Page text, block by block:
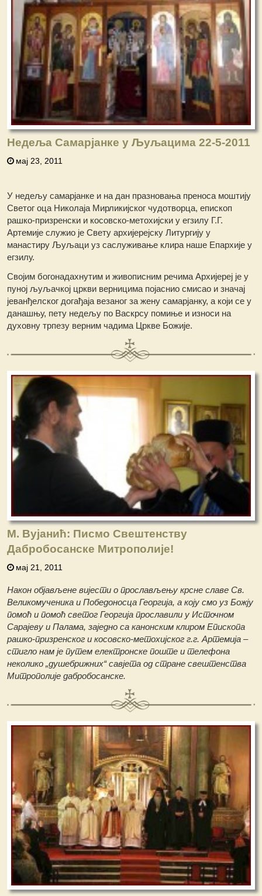
Недеља Самарјанке у Љуљацима 22-5-2011
мај 23, 2011
У недељу самарјанке и на дан празновања преноса моштију
Светог оца Николаја Мирликијског чудотворца, епископ
рашко-призренски и косовско-метохијски у егзилу Г.Г.
Артемије служио је Свету архијерејску Литургију у
манастиру Љуљаци уз саслуживање клира наше Епархије у
егзилу.
Својим богонадахнутим и живописним речима Архијереј је у
пуној љуљачкој цркви верницима појаснио смисао и значај
јеванђелског догађаја везаног за жену самарјанку, а који се у
данашњу, пету недељу по Васкрсу помиње и износи на
духовну трпезу верним чадима Цркве Божије.
М. Вујанић: Писмо Свештенству
Дабробосанске Митрополије!
мај 21, 2011
Након објављене вијести о прослављењу крсне славе Св.
Великомученика и Победоносца Георгија, а коју смо уз Божју
помоћ и помоћ светог Георгија прославили у Источном
Сарајеву и Палама, заједно са канонским клиром Епископа
рашко-призренског и косовско-метохијског г.г. Артемија –
стигло нам је путем електронске поште и телефона
неколико „душебрижних“ савјета од стране свештенства
Митрополије дабробосанске.